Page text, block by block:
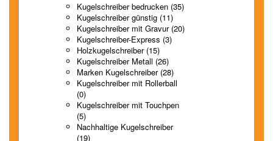
Kugelschreiber bedrucken (35)
Kugelschreiber günstig (11)
Kugelschreiber mit Gravur (20)
Kugelschreiber-Express (3)
Holzkugelschreiber (15)
Kugelschreiber Metall (26)
Marken Kugelschreiber (28)
Kugelschreiber mit Rollerball
(0)
Kugelschreiber mit Touchpen
(5)
Nachhaltige Kugelschreiber
(19)